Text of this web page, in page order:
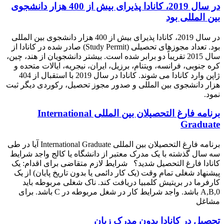
در سال 2019، کانادا پذیرای بیش از 400 هزار دانشجوی
بین المللی بود
در سال 2019، کانادا پذیرای بیش از 400 هزار دانشجوی بین المللی
بود. تعداد مجوزهای تحصیلی (Study Permit) صادر شده در کانادا از
سال 2015 تقریباً دو برابر شده است. بیشتر دانشجویان از هند، چین،
کره جنوبی، فرانسه، ویتنام، برزیل، ایران، نیجریه، ایالات متحده و
ژاپن وارد کانادا می شوند. کانادا در سال 2019 با استقبال از 404
هزار دانشجوی بین المللی و صدور مجوز تحصیل، رکوردی دیگر ثبت
نمود.
برنامه فارغ التحصیلان بین المللی International
Graduate
برنامه فارغ التحصیلان بین المللی International Graduate آیا در طی
سه سال گذشته با یک مدرک معتبر از دانشگاه یا کالج واجد شرایط
کانادا فارغ التحصیل شدید؟ شرایط لازم متقاضی برای اقدام: یک
پیشنهاد شغلی تمام وقت (یک کار دائمی یا بدون تاریخ پایان) از یک
کارفرما در بریتیش کلمبیا دریافت کند. ناک شغلی مربوطه باید
0,A,B باشد. واجد شرایط کار در شغل مربوطه در C باشد. برای
مشاغل
تحصیل در کانادا بدون مدرک زبان